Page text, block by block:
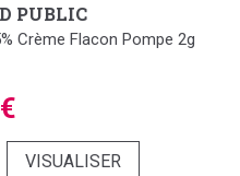
PUBLIC
Crème Flacon Pompe 2g
VISUALISER